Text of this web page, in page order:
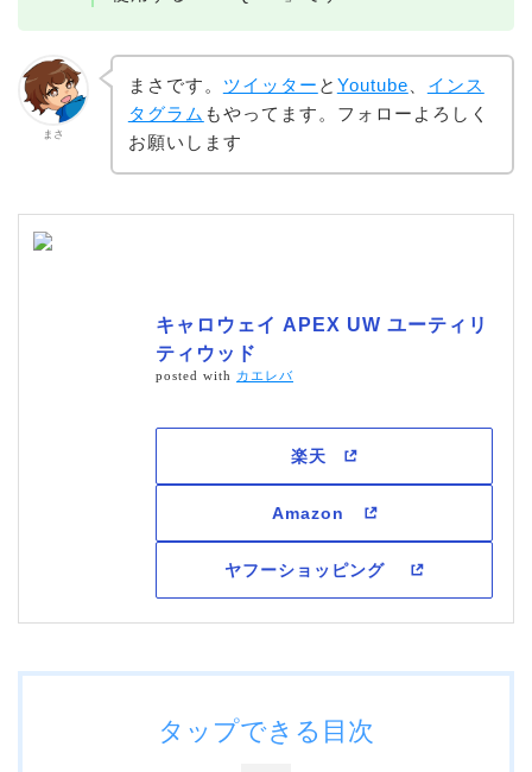
まさ
まさです。 ツイッター と Youtube
インス
タグラム もやってます。フォローよろしく
お願いします
キャロウェイ APEX UW ユーティリ
ティウッド
posted with カエレバ
タップできる目次